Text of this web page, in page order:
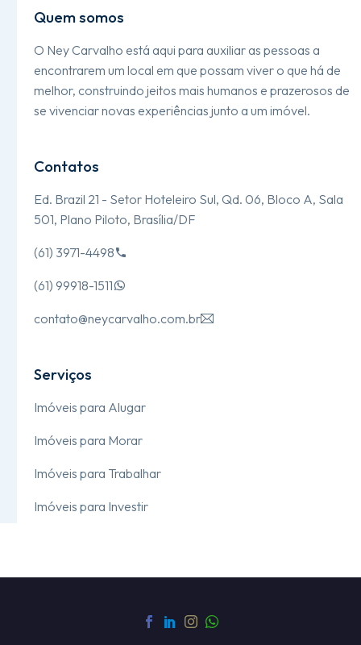
Quem somos
O Ney Carvalho está aqui para auxiliar as pessoas a
encontrarem um local em que possam viver o que há de
melhor, construindo jeitos mais humanos e prazerosos de
se vivenciar novas experiências junto a um imóvel.
Contatos
Ed. Brazil 21 - Setor Hoteleiro Sul, Qd. 06, Bloco A, Sala
501, Plano Piloto, Brasília/DF

(61) 3971-4498

(61) 99918-1511

contato@neycarvalho.com.br
Serviços
Imóveis para Alugar
Imóveis para Morar
Imóveis para Trabalhar
Imóveis para Investir